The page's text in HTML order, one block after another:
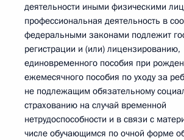
деятельности иными физическими
профессиональная деятельность в
федеральными законами подлежит
регистрации и (или) лицензированию,
единовременного пособия при
ежемесячного пособия по уходу за
не подлежащим обязательному
страхованию на случай временной
нетрудоспособности и в связи с
числе обучающимся по очной форме